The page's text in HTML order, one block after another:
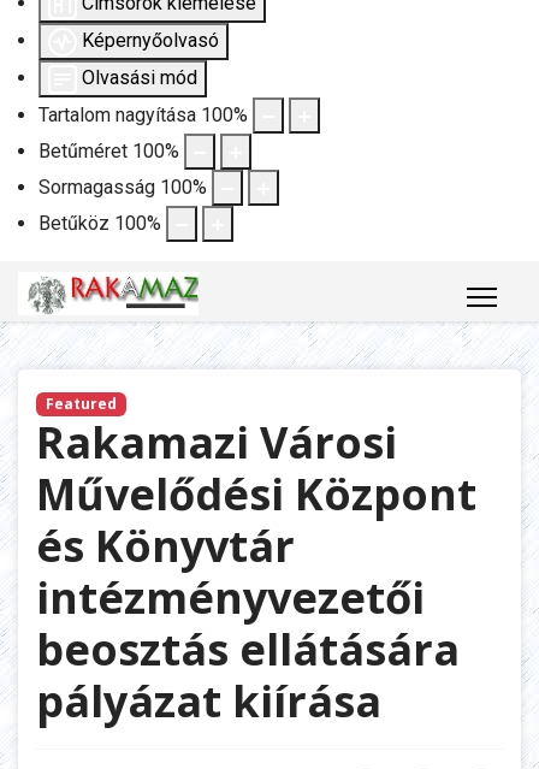
Képernyőolvasó
Olvasási mód
Tartalom nagyítása 100%
Betűméret 100%
Sormagasság 100%
Betűköz 100%
Featured
Rakamazi Városi
Művelődési Központ
és Könyvtár
intézményvezetői
beosztás ellátására
pályázat kiírása